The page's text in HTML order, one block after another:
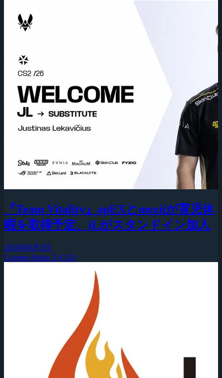
『Team Vitality』apEXとmeziiが育児休
暇を取得予定、jLがスタンドイン加入
2026年8月5日
Counter-Strike 2 (CS2)